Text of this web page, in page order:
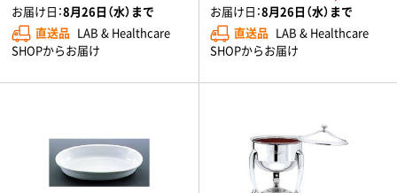
お届け日：8月26日（水）まで
直送品 LAB & Healthcare
SHOPからお届け
お届け日：8月26日（水）まで
直送品 LAB & Healthcare
SHOPからお届け